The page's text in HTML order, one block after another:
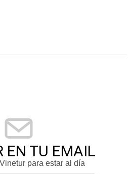
EN TU EMAIL
para estar al día